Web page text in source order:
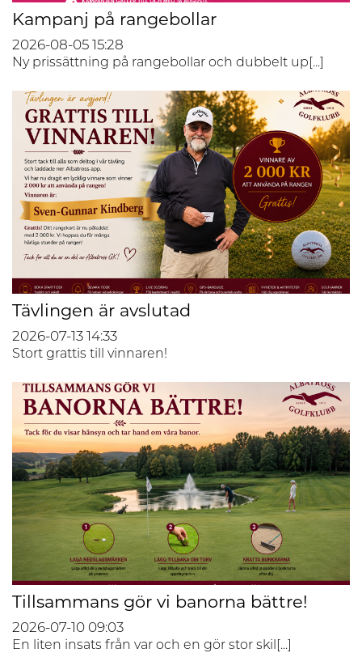
Kampanj på rangebollar
2026-08-05 15:28
Ny prissättning på rangebollar och dubbelt up[...]
Tävlingen är avslutad
2026-07-13 14:33
Stort grattis till vinnaren!
Tillsammans gör vi banorna bättre!
2026-07-10 09:03
En liten insats från var och en gör stor skil[...]